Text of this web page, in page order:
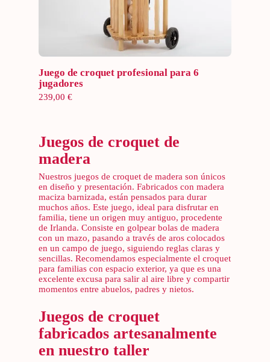
Añadir al carrito
Juego de croquet profesional para 6
jugadores
239,00 €
Juegos de croquet de
madera
Nuestros juegos de croquet de madera son únicos
en diseño y presentación. Fabricados con madera
maciza barnizada, están pensados para durar
muchos años. Este juego, ideal para disfrutar en
familia, tiene un origen muy antiguo, procedente
de Irlanda. Consiste en golpear bolas de madera
con un mazo, pasando a través de aros colocados
en un campo de juego, siguiendo reglas claras y
sencillas. Recomendamos especialmente el croquet
para familias con espacio exterior, ya que es una
excelente excusa para salir al aire libre y compartir
momentos entre abuelos, padres y nietos.
Juegos de croquet
fabricados artesanalmente
en nuestro taller